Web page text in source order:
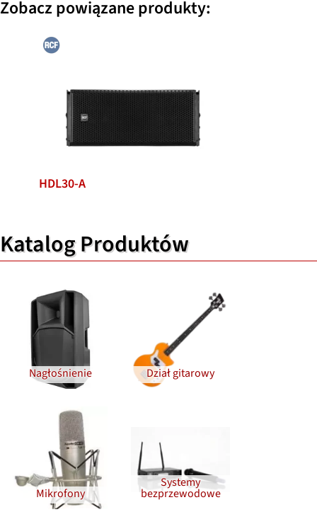
Zobacz powiązane produkty:
HDL30-A
Katalog Produktów
Nagłośnienie Dział gitarowy
Mikrofony
Systemy
bezprzewodowe